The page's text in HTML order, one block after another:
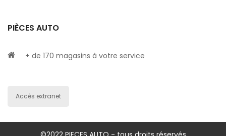
PIÈCES AUTO
+ de 170 magasins à votre service
Accès extranet